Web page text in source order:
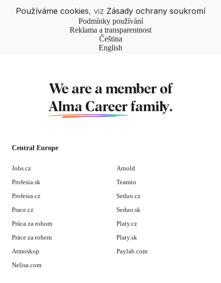
Používáme cookies, viz Zásady ochrany soukromí
Podmínky používání
Reklama a transparentnost
Čeština
English
We are a member of
Alma Career family.
Central Europe
Jobs.cz
Profesia.sk
Profesia.cz
Prace.cz
Práca za rohom
Práce za rohem
Atmoskop
Nelisa.com
Arnold
Teamio
Seduo.cz
Seduo.sk
Platy.cz
Platy.sk
Paylab.com